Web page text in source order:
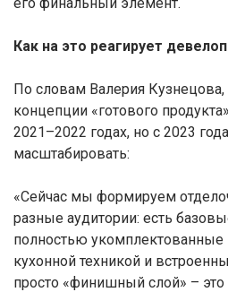
Как на это реагирует
По словам Валерия
концепции «готового
2021–2022 годах, но с 2023
масштабировать:
«Сейчас мы формируем
разные аудитории: есть
полностью
кухонной техникой и
просто «финишный слой» –